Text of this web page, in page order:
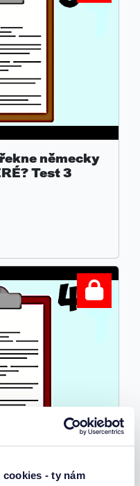
cookies - ty nám
německy
Test 3